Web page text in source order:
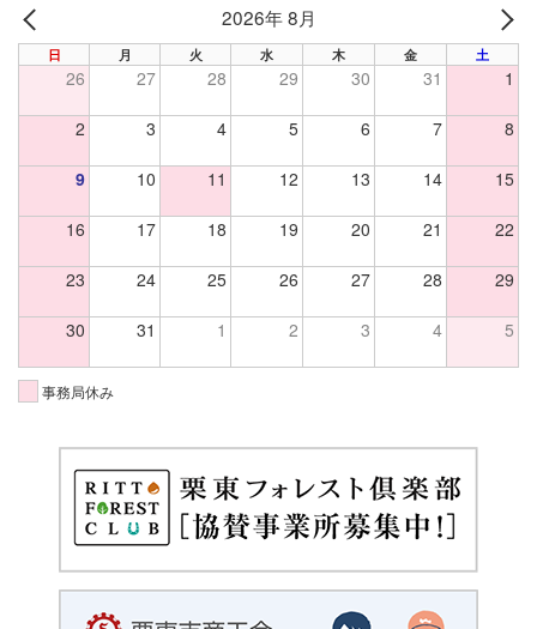
PREV
2026年 8月
日 月 火 水 木 金 土
26 27 28 29 30 31 1
2 3 4 5 6 7 8
9 10 11 12 13 14 15
16 17 18 19 20 21 22
23 24 25 26 27 28 29
30 31 1 2 3 4 5
事務局休み